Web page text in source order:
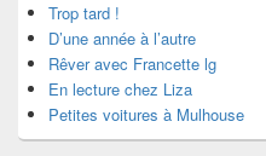
Trop tard !
D’une année à l’autre
Rêver avec Francette lg
En lecture chez Liza
Petites voitures à Mulhouse